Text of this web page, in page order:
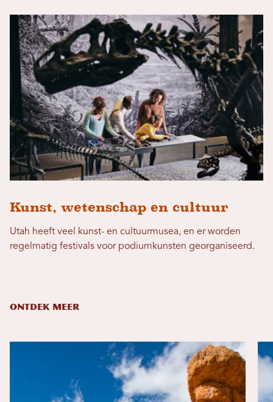
Kunst, wetenschap en cultuur
Utah heeft veel kunst- en cultuurmusea, en er worden
regelmatig festivals voor podiumkunsten georganiseerd.
ONTDEK MEER